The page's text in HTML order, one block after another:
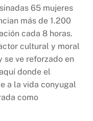
65 mujeres
más de 1.200
cada 8 horas.
cultural y moral
se ve reforzado en
donde el
a la vida conyugal
como